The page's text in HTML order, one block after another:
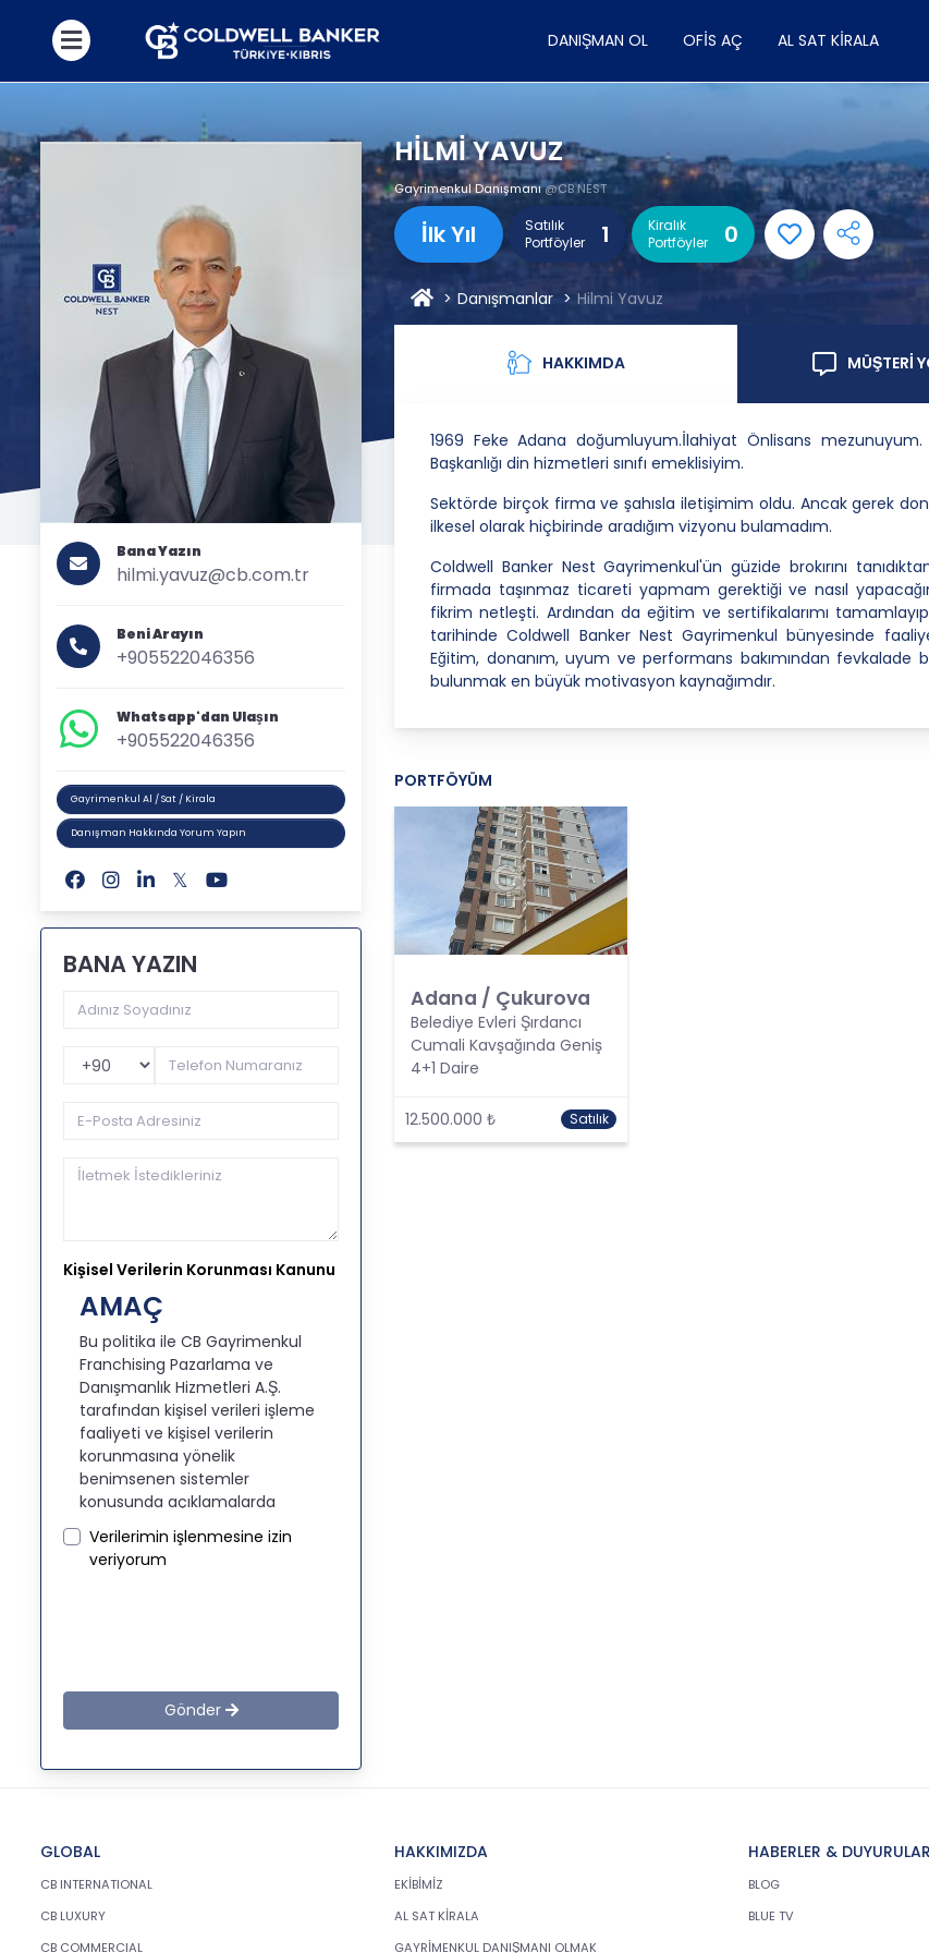
DANIŞMAN OL OFIS AÇ AL SAT KIRALA
HİLMİ YAVUZ
Gayrimenkul Danışmanı@CB NEST
İlk Yıl
Satılık
Portföyler
1
Kiralık
Portföyler
0
Danışmanlar Hilmi Yavuz
Bana Yazın
hilmi.yavuz@cb.com.tr
Beni Arayın
+905522046356
Whatsapp'dan Ulaşın
+905522046356
Gayrimenkul Al / Sat / Kirala
Danışman Hakkında Yorum Yapın
BANA YAZIN
Telefon Kodu
Kişisel Verilerin Korunması Kanunu
AMAÇ
Bu politika ile CB Gayrimenkul
Franchising Pazarlama ve
Danışmanlık Hizmetleri A.Ş.
tarafından kişisel verileri işleme
faaliyeti ve kişisel verilerin
korunmasına yönelik
benimsenen sistemler
konusunda açıklamalarda
ortaklarımız, mevcut ve aday
çalışanlarımız, mevcut ve
bilgilendirilerek şeffaflığın
sağlanması amaçlanmaktadır.
KİŞİSEL VERİLERİN
İLKELERİ
Franchising Pazarlama ve
Danışmanlık Hizmetleri A.Ş.
Verilerimin işlenmesine izin
veriyorum
Gönder
HAKKIMDA MÜŞTERİ
1969 Feke Adana doğumluyum.İlahiyat Önlisans
Başkanlığı din hizmetleri sınıfı emeklisiyim.
Sektörde birçok firma ve şahısla iletişimim oldu. Ancak gerek
ilkesel olarak hiçbirinde aradığım vizyonu bulamadım.
Coldwell Banker Nest Gayrimenkul'ün güzide brokırını
firmada taşınmaz ticareti yapmam gerektiği ve nasıl
fikrim netleşti. Ardından da eğitim ve sertifikalarımı
tarihinde Coldwell Banker Nest Gayrimenkul bünyesinde
Eğitim, donanım, uyum ve performans bakımından fevkalade
bulunmak en büyük motivasyon kaynağımdır.
PORTFÖYÜM
Adana / Çukurova
Belediye Evleri Şırdancı
Cumali Kavşağında Geniş
4+1 Daire
12.500.000 ₺ Satılık
GLOBAL
CB INTERNATIONAL
CB LUXURY
CB COMMERCIAL
HAKKIMIZDA
EKİBİMİZ
AL SAT KİRALA
GAYRİMENKUL DANIŞMANI OLMAK
HABERLER & DUYURULAR
BLOG
BLUE TV